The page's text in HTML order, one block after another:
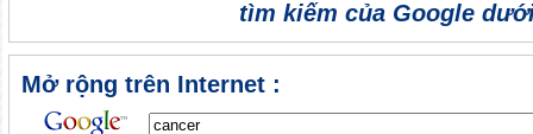
tìm kiếm của Google
Mở rộng trên Internet :